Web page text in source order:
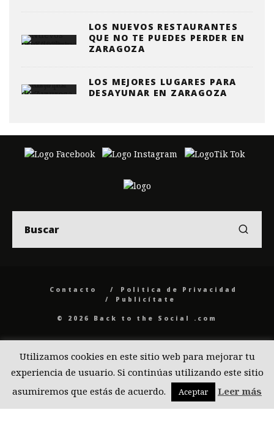
LOS NUEVOS RESTAURANTES
QUE NO TE PUEDES PERDER EN
ZARAGOZA
LOS MEJORES LUGARES PARA
DESAYUNAR EN ZARAGOZA
Contacto
Politica de Privacidad
Publicítate
© 2026 Back to the Social .com
Utilizamos cookies en este sitio web para mejorar tu
experiencia de usuario. Si continúas utilizando este sitio
asumiremos que estás de acuerdo.
Aceptar Leer más